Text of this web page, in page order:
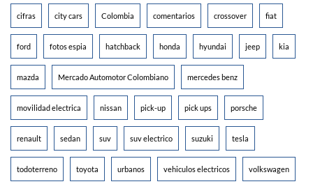
cifras city cars Colombia comentarios crossover fiat
ford fotos espia hatchback honda hyundai jeep kia
mazda Mercado Automotor Colombiano mercedes benz
movilidad electrica nissan pick-up pick ups porsche
renault sedan suv suv electrico suzuki tesla
todoterreno toyota urbanos vehiculos electricos volkswagen